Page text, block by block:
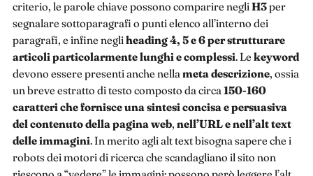
criterio, le parole chiave possono comparire negliH3per
segnalare sottoparagrafi o punti elenco all’interno dei
paragrafi, e infine negliheading 4, 5 e 6per strutturare
articoli particolarmente lunghi e complessi. Le keyword
devono essere presenti anche nellameta descrizione, ossia
un breve estratto di testo composto da circa150-160
caratteri che fornisce una sintesi concisa e persuasiva
del contenuto della pagina web, nell’URLe nell’alt text
delle immagini. In merito agli alt text bisogna sapere che i
robots dei motori di ricerca che scandagliano il sito non